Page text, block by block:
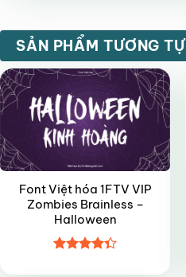
SẢN PHẨM TƯƠNG TỰ
VIP
Font Việt hóa 1FTV VIP
Zombies Brainless –
Halloween
hạng4.35